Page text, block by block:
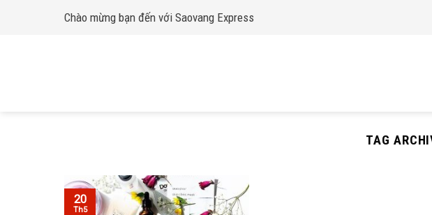
Chào mừng bạn đến với Saovang Express
TAG
20
Th5